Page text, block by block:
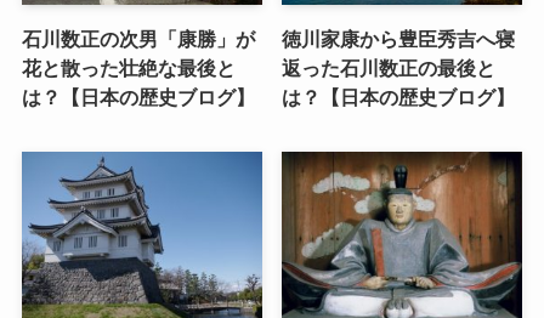
石川数正の次男「康勝」が
花と散った壮絶な最後と
は？【日本の歴史ブログ】
徳川家康から豊臣秀吉へ寝
返った石川数正の最後と
は？【日本の歴史ブログ】